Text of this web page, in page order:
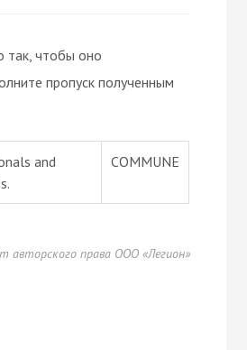
так, чтобы оно
пропуск полученным
and
COMMUNE
авторского права ООО «Легион»